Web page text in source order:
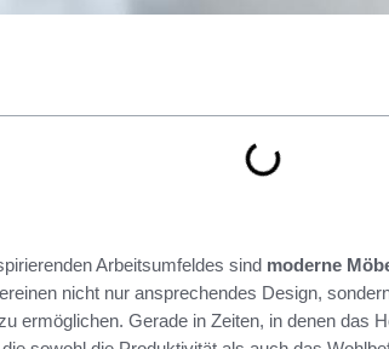
Arbeitsumfeldes sind moderne
nicht nur ansprechendes Design,
ermöglichen. Gerade in Zeiten, in denen das